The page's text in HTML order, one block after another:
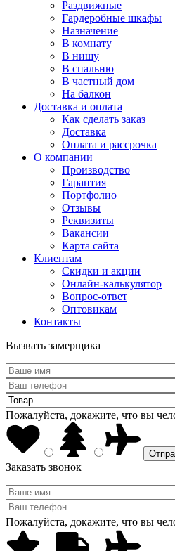
Раздвижные
Гардеробные шкафы
Назначение
В комнату
В нишу
В спальню
В частный дом
На балкон
Доставка и оплата
Как сделать заказ
Доставка
Оплата и рассрочка
О компании
Производство
Гарантия
Портфолио
Отзывы
Реквизиты
Вакансии
Карта сайта
Клиентам
Скидки и акции
Онлайн-калькулятор
Вопрос-ответ
Оптовикам
Контакты
Вызвать замерщика
Пожалуйста, докажите, что вы
Заказать звонок
Пожалуйста, докажите, что вы